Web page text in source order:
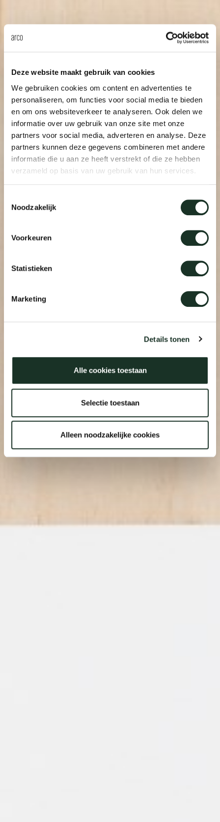
Deze website maakt gebruik van cookies
We gebruiken cookies om content en advertenties te
personaliseren, om functies voor social media te bieden
en om ons websiteverkeer te analyseren. Ook delen we
informatie over uw gebruik van onze site met onze
partners voor social media, adverteren en analyse. Deze
partners kunnen deze gegevens combineren met andere
informatie die u aan ze heeft verstrekt of die ze hebben
verzameld op basis van uw gebruik van hun services.
Noodzakelijk
Voorkeuren
Statistieken
Marketing
Details tonen
Alle cookies toestaan
Selectie toestaan
Alleen noodzakelijke cookies